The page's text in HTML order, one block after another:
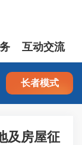
互动交流
长者模式
及房屋征